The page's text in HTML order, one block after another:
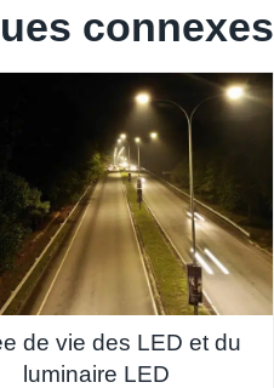
connexes
de vie des LED et du
luminaire LED